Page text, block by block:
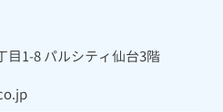
目1-8 パルシティ仙台3階